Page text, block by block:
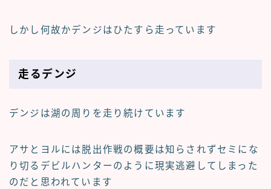
しかし何故かデンジはひたすら走っています
走るデンジ
デンジは湖の周りを走り続けています
アサとヨルには脱出作戦の概要は知らされずセミにな
り切るデビルハンターのように現実逃避してしまった
のだと思われています